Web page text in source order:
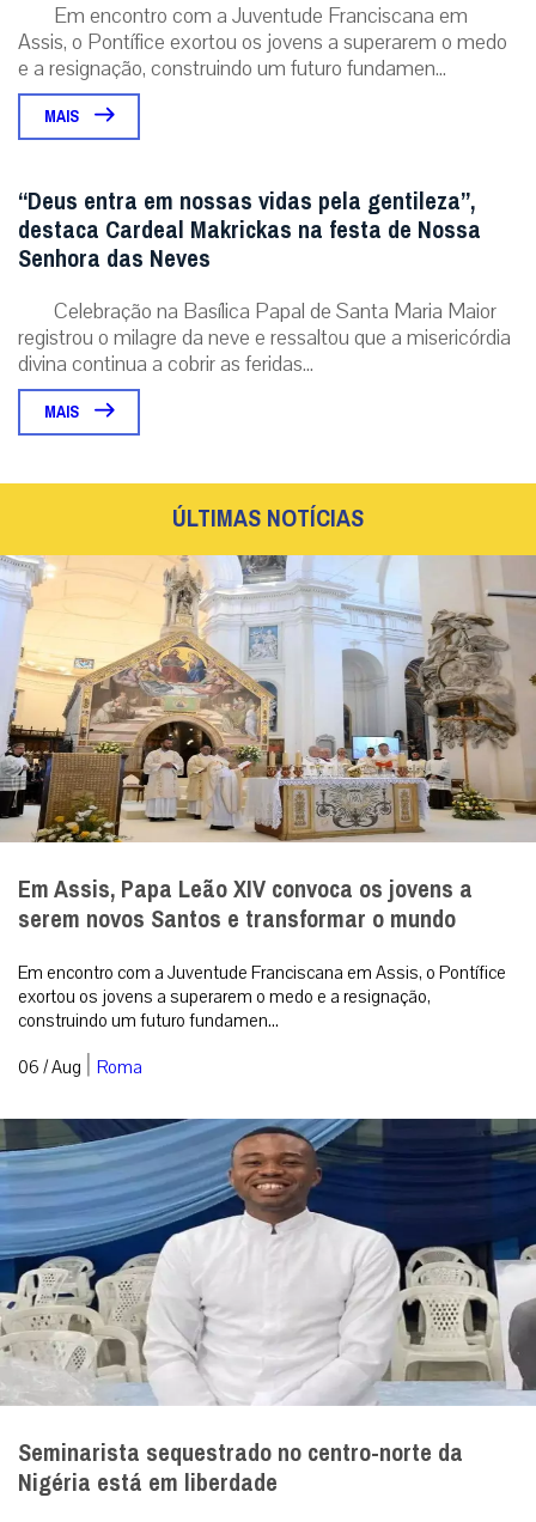
Em encontro com a Juventude Franciscana em
Assis, o Pontífice exortou os jovens a superarem o medo
e a resignação, construindo um futuro fundamen...
MAIS
“Deus entra em nossas vidas pela gentileza”,
destaca Cardeal Makrickas na festa de Nossa
Senhora das Neves
Celebração na Basílica Papal de Santa Maria Maior
registrou o milagre da neve e ressaltou que a misericórdia
divina continua a cobrir as feridas...
MAIS
ÚLTIMAS NOTÍCIAS
Em Assis, Papa Leão XIV convoca os jovens a
serem novos Santos e transformar o mundo
Em encontro com a Juventude Franciscana em Assis, o Pontífice
exortou os jovens a superarem o medo e a resignação,
construindo um futuro fundamen...
06 / Aug | Roma
Seminarista sequestrado no centro-norte da
Nigéria está em liberdade